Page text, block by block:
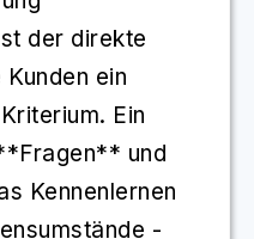
der direkte
ein
Ein
und
Kennenlernen
-